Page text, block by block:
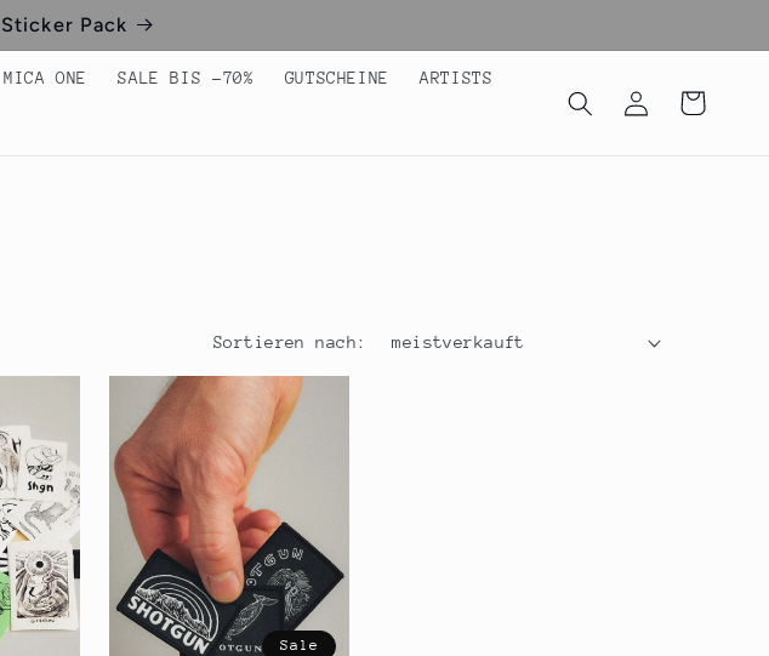
Pack
ONE SALE BIS -70% GUTSCHEINE ARTISTS
EinloggenWarenkorb
Sortieren nach:
Sale